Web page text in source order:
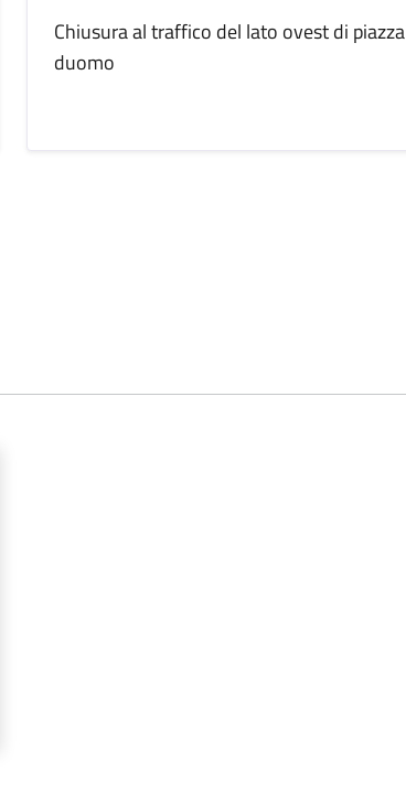
Chiusura al traffico del lato ovest di piazza
duomo